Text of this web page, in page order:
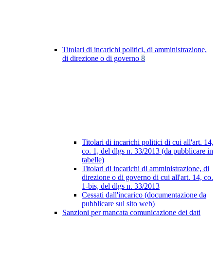
Titolari di incarichi politici, di amministrazione,
di direzione o di governo 8
Titolari di incarichi politici di cui all'art. 14,
co. 1, del dlgs n. 33/2013 (da pubblicare in
tabelle)
Titolari di incarichi di amministrazione, di
direzione o di governo di cui all'art. 14, co.
1-bis, del dlgs n. 33/2013
Cessati dall'incarico (documentazione da
pubblicare sul sito web)
Sanzioni per mancata comunicazione dei dati